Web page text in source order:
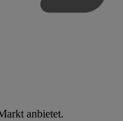
anbietet.